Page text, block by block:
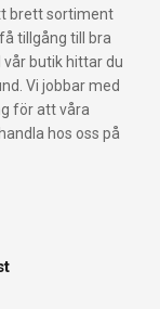
brett sortiment
tillgång till bra
butik hittar du
Vi jobbar med
för att våra
hos oss på